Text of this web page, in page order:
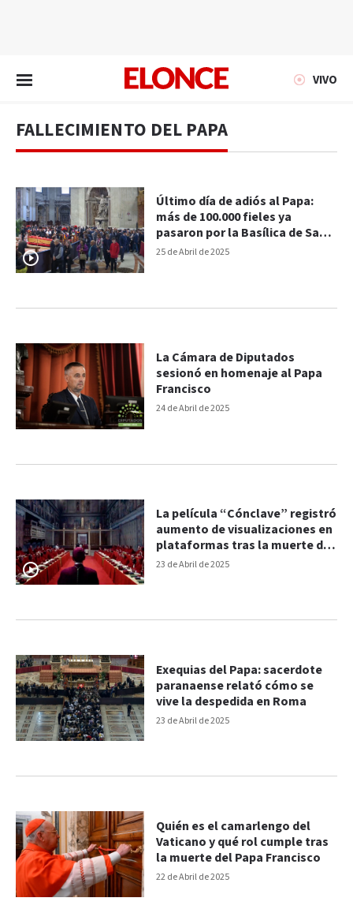
VIVO
FALLECIMIENTO DEL PAPA
25 de Abril de 2025
Último día de adiós al Papa:
más de 100.000 fieles ya
pasaron por la Basílica de San
Pedro
24 de Abril de 2025
La Cámara de Diputados
sesionó en homenaje al Papa
Francisco
23 de Abril de 2025
La película “Cónclave” registró
aumento de visualizaciones en
plataformas tras la muerte del
Papa
23 de Abril de 2025
Exequias del Papa: sacerdote
paranaense relató cómo se
vive la despedida en Roma
22 de Abril de 2025
Quién es el camarlengo del
Vaticano y qué rol cumple tras
la muerte del Papa Francisco